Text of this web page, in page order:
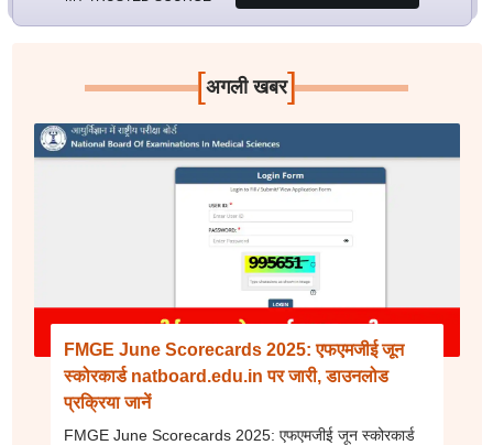
[अगली खबर]
FMGE June Scorecards 2025: एफएमजीई जून
स्कोरकार्ड natboard.edu.in पर जारी, डाउनलोड
प्रक्रिया जानें
FMGE June Scorecards 2025: एफएमजीई जून स्कोरकार्ड